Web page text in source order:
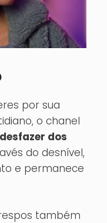
por sua
o chanel
desfazer dos
do desnível,
e permanece
também